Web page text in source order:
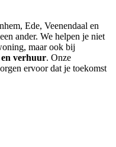
Ede, Veenendaal en
ander. We helpen je niet
maar ook bij
verhuur. Onze
ervoor dat je toekomst
ook een thuis.